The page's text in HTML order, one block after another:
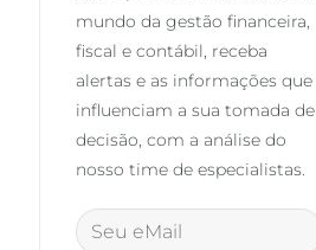
mundo da gestão financeira,
fiscal e contábil, receba
alertas e as informações que
influenciam a sua tomada de
decisão, com a análise do
nosso time de especialistas.